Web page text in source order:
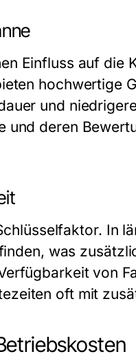
Einfluss auf die
hochwertige
und
und deren
In
was
von
oft mit